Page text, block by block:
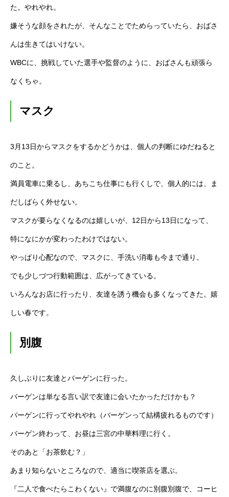
た。やれやれ。
嫌そうな顔をされたが、そんなことでためらっていたら、おばさ
んは生きてはいけない。
WBCに、挑戦していた選手や監督のように、おばさんも頑張ら
なくちゃ。
マスク
3月13日からマスクをするかどうかは、個人の判断にゆだねると
のこと。
満員電車に乗るし、あちこち仕事にも行くしで、個人的には、ま
だしばらく外せない。
マスクが要らなくなるのは嬉しいが、12日から13日になって、
特になにかが変わったわけではない。
やっぱり心配なので、マスクに、手洗い消毒も今まで通り。
でも少しづつ行動範囲は、広がってきている。
いろんなお店に行ったり、友達を誘う機会も多くなってきた。嬉
しい春です。
別腹
久しぶりに友達とバーゲンに行った。
バーゲンは単なる言い訳で友達に会いたかっただけかも？
バーゲンに行ってやれやれ（バーゲンって結構疲れるものです）
バーゲン終わって、お昼は三宮の中華料理に行く。
そのあと「お茶飲む？」
あまり知らないところなので、適当に喫茶店を選ぶ。
『二人で食べたらこわくない』で満腹なのに別腹別腹で、コーヒ